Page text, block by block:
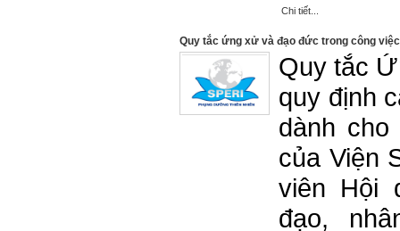
Chi tiết...
Quy tắc ứng xử và đạo đức trong công việc
Quy tắc
quy định
dành
của Viện
viên Hội
đạo,